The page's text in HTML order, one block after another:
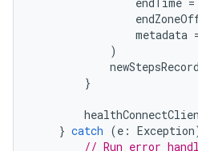
metadata
)
}
} catch (e : Exception
// Run error